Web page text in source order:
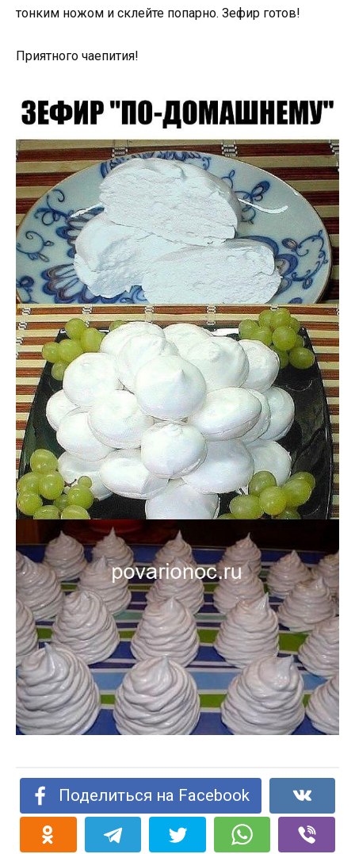
тонким ножом и склейте попарно. Зефир готов!
Приятного чаепития!
Поделиться на Facebook